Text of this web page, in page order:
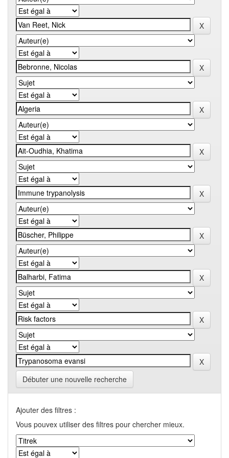
Débuter une nouvelle recherche
Ajouter des filtres :
Vous pouvex utiliser des filtres pour chercher mieux.